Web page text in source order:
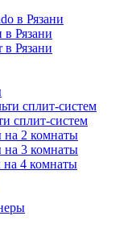
в Рязани
Рязани
Рязани
сплит-систем
сплит-систем
на 2 комнаты
на 3 комнаты
на 4 комнаты